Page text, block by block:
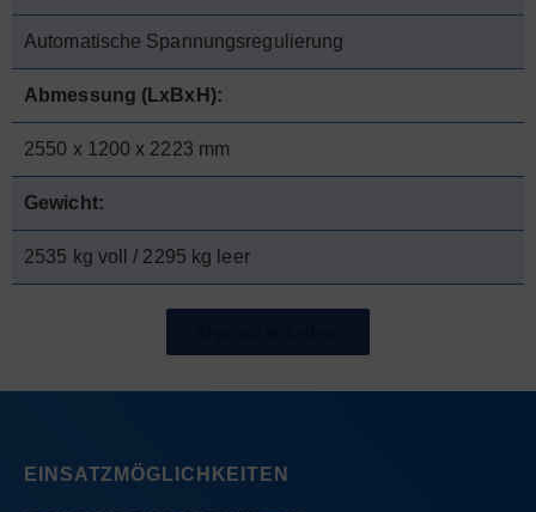
Automatische Spannungsregulierung
Abmessung (LxBxH):
2550 x 1200 x 2223 mm
Gewicht:
2535 kg voll / 2295 kg leer
EINSATZMÖGLICHKEITEN